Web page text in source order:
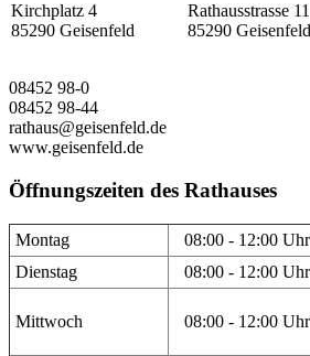
Kirchplatz 4
85290 Geisenfeld
Rathausstrasse 11
85290 Geisenfeld
08452 98-0
08452 98-44
rathaus@geisenfeld.de
www.geisenfeld.de
Öffnungszeiten des Rathauses
Montag 08:00 - 12:00 Uhr
Dienstag
08:00 - 12:00 Uhr
Mittwoch 08:00 - 12:00 Uhr